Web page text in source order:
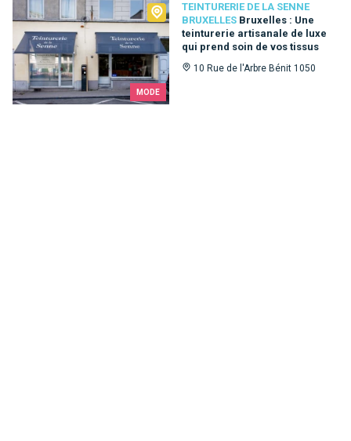
MODE
TEINTURERIE DE LA SENNE
BRUXELLES Bruxelles : Une
teinturerie artisanale de luxe
qui prend soin de vos tissus
10 Rue de l'Arbre Bénit 1050
Teinturerie de la Senne Bruxelles